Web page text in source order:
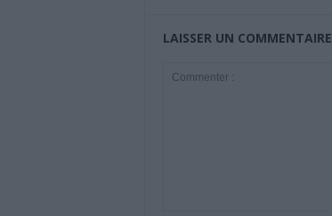
LAISSER UN COMMENTAIRE